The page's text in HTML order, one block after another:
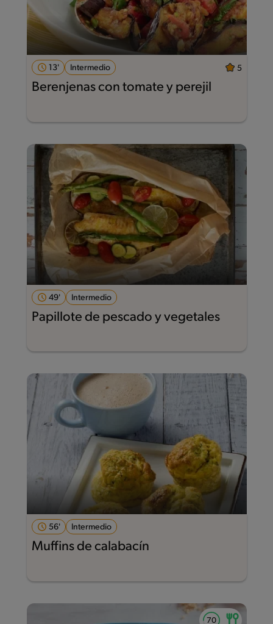
13' Intermedio 5
Berenjenas con tomate y perejil
49' Intermedio
Papillote de pescado y vegetales
56' Intermedio
Muffins de calabacín